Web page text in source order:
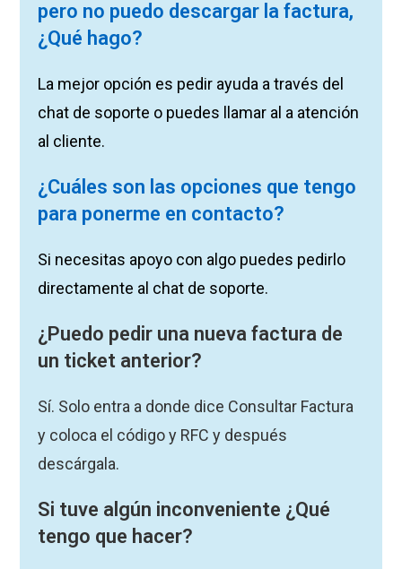
pero no puedo descargar la factura,
¿Qué hago?
La mejor opción es pedir ayuda a través del
chat de soporte o puedes llamar al a atención
al cliente.
¿Cuáles son las opciones que tengo
para ponerme en contacto?
Si necesitas apoyo con algo puedes pedirlo
directamente al chat de soporte.
¿Puedo pedir una nueva factura de
un ticket anterior?
Sí. Solo entra a donde dice Consultar Factura
y coloca el código y RFC y después
descárgala.
Si tuve algún inconveniente ¿Qué
tengo que hacer?